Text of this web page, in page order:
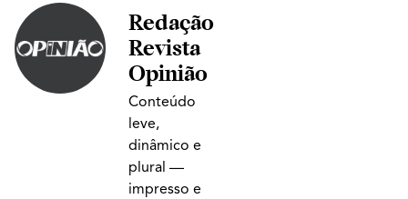
Redação
Revista
Opinião
Conteúdo
leve,
dinâmico e
plural —
impresso e